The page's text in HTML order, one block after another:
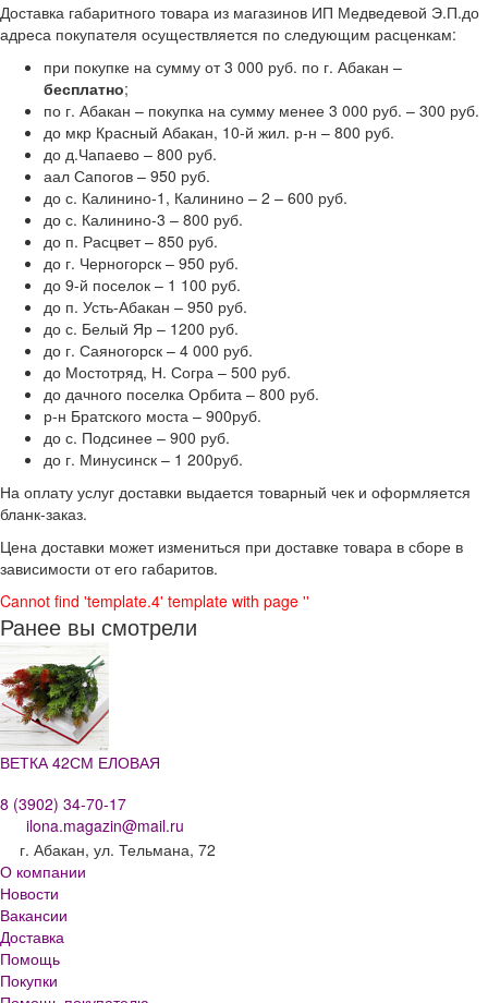
Доставка габаритного товара из магазинов ИП Медведевой Э.П.до
адреса покупателя осуществляется по следующим расценкам:
при покупке на сумму от 3 000 руб. по г. Абакан –
бесплатно;
по г. Абакан – покупка на сумму менее 3 000 руб. – 300 руб.
до мкр Красный Абакан, 10-й жил. р-н – 800 руб.
до д.Чапаево – 800 руб.
аал Сапогов – 950 руб.
до с. Калинино-1, Калинино – 2 – 600 руб.
до с. Калинино-3 – 800 руб.
до п. Расцвет – 850 руб.
до г. Черногорск – 950 руб.
до 9-й поселок – 1 100 руб.
до п. Усть-Абакан – 950 руб.
до с. Белый Яр – 1200 руб.
до г. Саяногорск – 4 000 руб.
до Мостотряд, Н. Согра – 500 руб.
до дачного поселка Орбита – 800 руб.
р-н Братского моста – 900руб.
до с. Подсинее – 900 руб.
до г. Минусинск – 1 200руб.
На оплату услуг доставки выдается товарный чек и оформляется
бланк-заказ.
Цена доставки может измениться при доставке товара в сборе в
зависимости от его габаритов.
Cannot find 'template.4' template with page ''
Ранее вы смотрели
ВЕТКА 42СМ ЕЛОВАЯ
8 (3902) 34-70-17
ilona.magazin@mail.ru
г. Абакан, ул. Тельмана, 72
О компании
Новости
Вакансии
Доставка
Помощь
Покупки